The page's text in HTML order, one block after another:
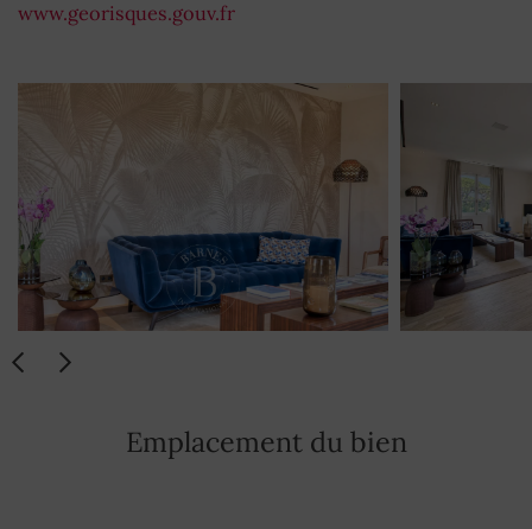
Plaque de cuisson
Coffre-fort
Fer à repasser OUI
TV Satellite OUI
Domotique
Linge de maison
www.georisques.gouv.fr
Emplacement du bien